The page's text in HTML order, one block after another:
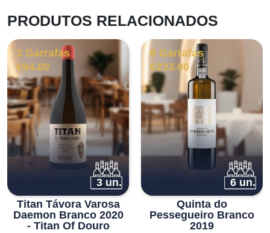
PRODUTOS RELACIONADOS
3 Garrafas
€94.00
3 un.
Titan Távora Varosa
Daemon Branco 2020
- Titan Of Douro
6 Garrafas
€233.00
6 un.
Quinta do
Pessegueiro Branco
2019